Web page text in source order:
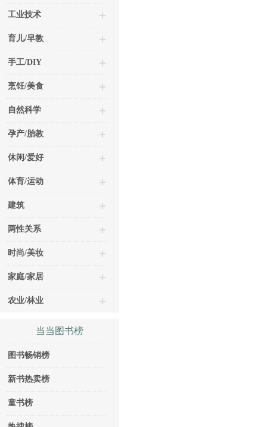
工业技术
育儿/早教
手工/DIY
烹饪/美食
自然科学
孕产/胎教
休闲/爱好
体育/运动
建筑
两性关系
时尚/美妆
家庭/家居
农业/林业
当当图书榜
图书畅销榜
新书热卖榜
童书榜